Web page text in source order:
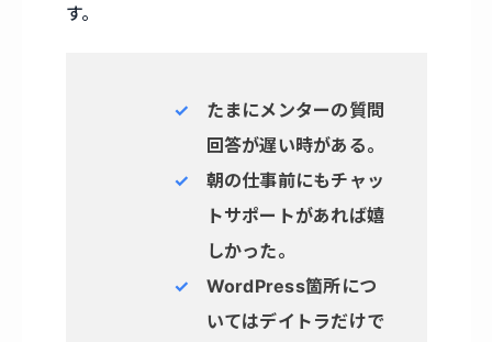
す。
たまにメンターの質問
回答が遅い時がある。
朝の仕事前にもチャッ
トサポートがあれば嬉
しかった。
WordPress箇所につ
いてはデイトラだけで